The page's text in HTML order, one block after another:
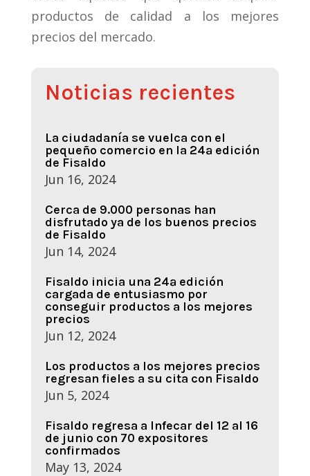
productos de calidad a los mejores
precios del mercado.
Noticias recientes
La ciudadanía se vuelca con el
pequeño comercio en la 24ª edición
de Fisaldo
Jun 16, 2024
Cerca de 9.000 personas han
disfrutado ya de los buenos precios
de Fisaldo
Jun 14, 2024
Fisaldo inicia una 24ª edición
cargada de entusiasmo por
conseguir productos a los mejores
precios
Jun 12, 2024
Los productos a los mejores precios
regresan fieles a su cita con Fisaldo
Jun 5, 2024
Fisaldo regresa a Infecar del 12 al 16
de junio con 70 expositores
confirmados
May 13, 2024